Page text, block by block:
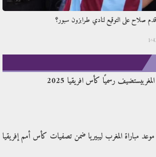
صلاح على التوقيع لنادي طرابزون سبور؟
المغربيستضيف رسميًا كأس افريقيا 2025
موعد مباراة المغرب ليبيريا ضمن تصفيات كأس أمم إفريقيا